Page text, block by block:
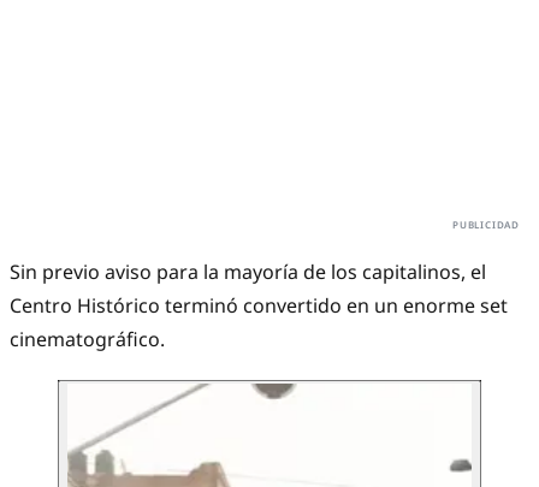
Sin previo aviso para la mayoría de los capitalinos, el
Centro Histórico terminó convertido en un enorme set
cinematográfico.